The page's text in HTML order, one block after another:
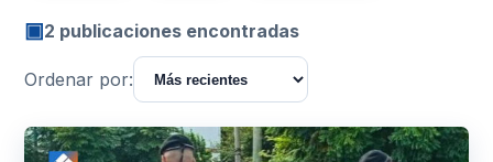
▣2 publicaciones encontradas
Ordenar por: